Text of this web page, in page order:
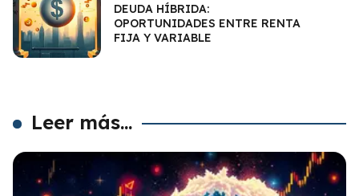
DEUDA HÍBRIDA:
OPORTUNIDADES ENTRE RENTA
FIJA Y VARIABLE
Leer más...